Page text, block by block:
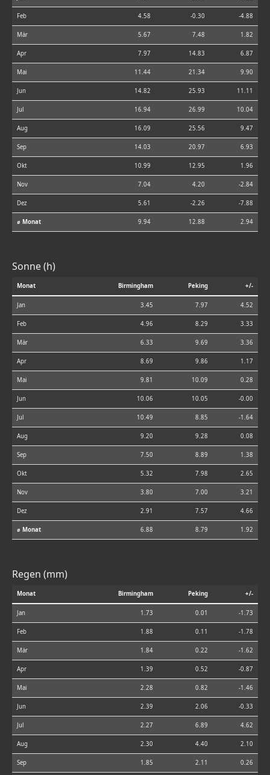
Feb 4.58 -0.30 -4.88
Mär 5.67 7.48 1.82
Apr 7.97 14.83 6.87
Mai 11.44 21.34 9.90
Jun 14.82 25.93 11.11
Jul 16.94 26.99 10.04
Aug 16.09 25.56 9.47
Sep 14.03 20.97 6.93
Okt 10.99 12.95 1.96
Nov 7.04 4.20 -2.84
Dez 5.61 -2.26 -7.88
⌀ Monat 9.94 12.88 2.94
Sonne (h)
Monat Birmingham Peking +/-
Jan 3.45 7.97 4.52
Feb 4.96 8.29 3.33
Mär 6.33 9.69 3.36
Apr 8.69 9.86 1.17
Mai 9.81 10.09 0.28
Jun 10.06 10.05 -0.00
Jul 10.49 8.85 -1.64
Aug 9.20 9.28 0.08
Sep 7.50 8.89 1.38
Okt 5.32 7.98 2.65
Nov 3.80 7.00 3.21
Dez 2.91 7.57 4.66
⌀ Monat 6.88 8.79 1.92
Regen (mm)
Monat Birmingham Peking +/-
Jan 1.73 0.01 -1.73
Feb 1.88 0.11 -1.78
Mär 1.84 0.22 -1.62
Apr 1.39 0.52 -0.87
Mai 2.28 0.82 -1.46
Jun 2.39 2.06 -0.33
Jul 2.27 6.89 4.62
Aug 2.30 4.40 2.10
Sep 1.85 2.11 0.26